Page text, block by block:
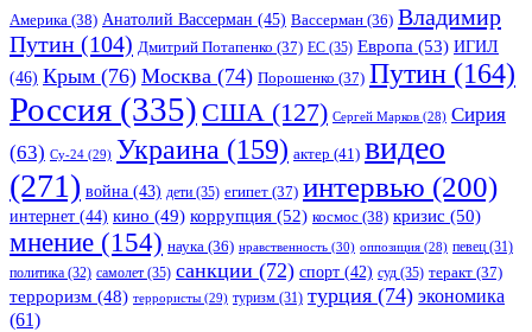
Америка (38) Анатолий Вассерман (45) Вассерман (36) Владимир
Путин (104) Дмитрий Потапенко (37) ЕС (35) Европа (53) ИГИЛ
(46) Крым (76) Москва (74) Порошенко (37) Путин (164)
Россия (335) США (127) Сергей Марков (28) Сирия
(63) Су-24 (29) Украина (159) актер (41) видео
(271) война (43) дети (35) египет (37) интервью (200)
интернет (44) кино (49) коррупция (52) космос (38) кризис (50)
мнение (154) наука (36) нравственность (30) оппозиция (28) певец (31)
политика (32) самолет (35) санкции (72) спорт (42) суд (35) теракт (37)
терроризм (48) террористы (29) туризм (31) турция (74) экономика
(61)